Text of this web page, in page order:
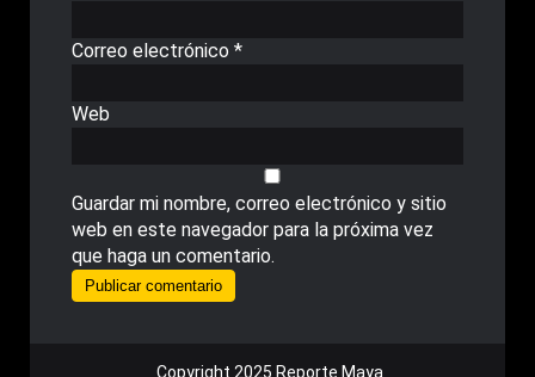
Correo electrónico *
Web
Guardar mi nombre, correo electrónico y sitio
web en este navegador para la próxima vez
que haga un comentario.
Copyright 2025 Reporte Maya